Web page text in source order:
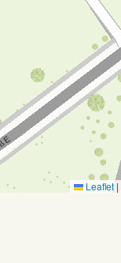
Leaflet |